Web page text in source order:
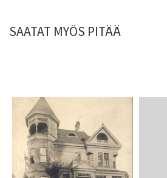
SAATAT MYÖS PITÄÄ